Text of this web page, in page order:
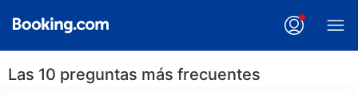
Las 10 preguntas más frecuentes